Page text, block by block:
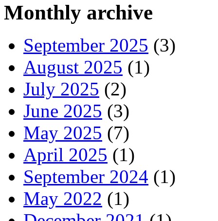
Monthly archive
September 2025 (3)
August 2025 (1)
July 2025 (2)
June 2025 (3)
May 2025 (7)
April 2025 (1)
September 2024 (1)
May 2022 (1)